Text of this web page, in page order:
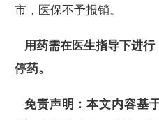
市，医保不予报销。
用药需在医生指导下进
停药。
免责声明：本文内容基